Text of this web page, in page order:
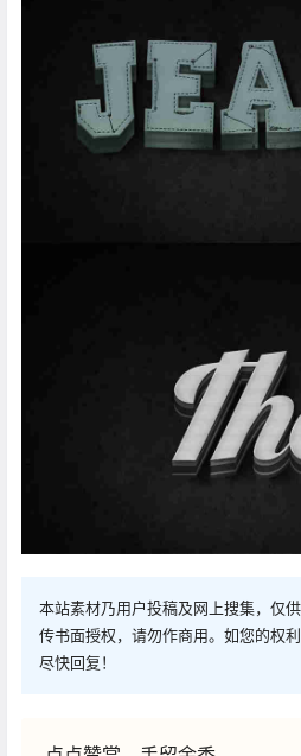
本站素材乃用户投稿及网上搜集，仅
传书面授权，请勿作商用。如您的权
尽快回复！